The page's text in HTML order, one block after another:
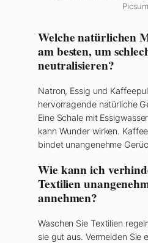
Welche natürlichen
am besten, um
neutralisieren?
Natron, Essig und
hervorragende natürliche
Eine Schale mit
kann Wunder wirken.
bindet unangenehme
Wie kann ich
Textilien
annehmen?
Waschen Sie Textilien
sie gut aus. Vermeiden Sie